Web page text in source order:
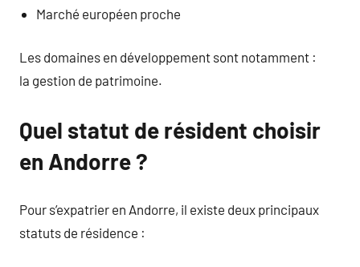
Marché européen proche
Les domaines en développement sont notamment :
la gestion de patrimoine.
Quel statut de résident choisir
en Andorre ?
Pour s’expatrier en Andorre, il existe deux principaux
statuts de résidence :